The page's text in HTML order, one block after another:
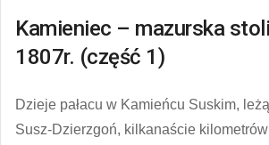
Kamieniec – mazurska
1807r. (część 1)
Dzieje pałacu w Kamieńcu Suskim,
Susz-Dzierzgoń, kilkanaście